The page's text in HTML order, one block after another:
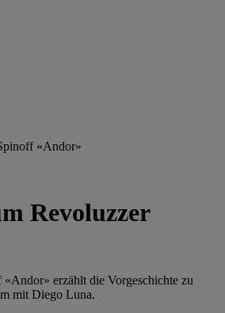
«Andor»
Revoluzzer
erzählt die Vorgeschichte zu
mit Diego Luna.